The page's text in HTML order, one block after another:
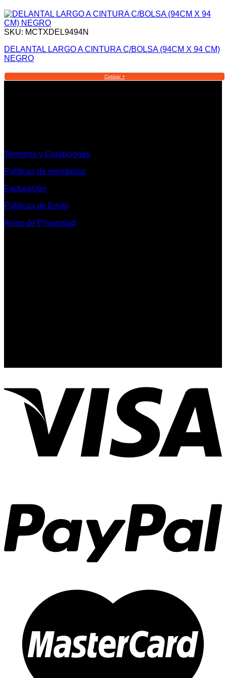
SKU: MCTXDEL9494N
DELANTAL LARGO A CINTURA C/BOLSA (94CM X 94 CM)
NEGRO
Cotizar +
Terminos y Condiciones
Políticas de reembolso
Facturación
Políticas de Envío
Aviso de Privacidad